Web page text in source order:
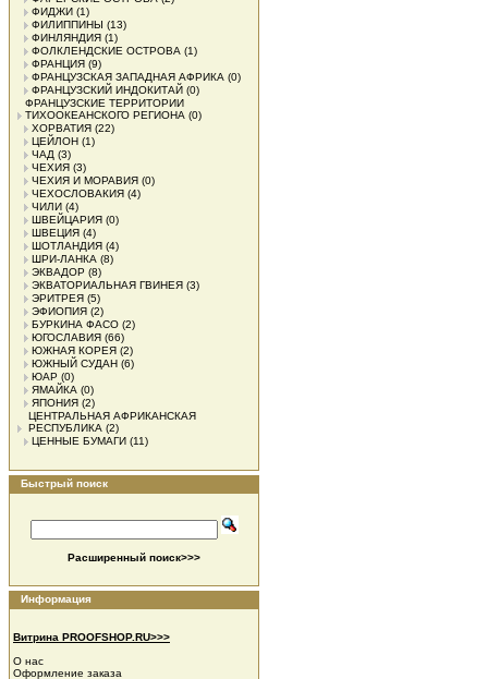
ФИДЖИ (1)
ФИЛИППИНЫ (13)
ФИНЛЯНДИЯ (1)
ФОЛКЛЕНДСКИЕ ОСТРОВА (1)
ФРАНЦИЯ (9)
ФРАНЦУЗСКАЯ ЗАПАДНАЯ АФРИКА (0)
ФРАНЦУЗСКИЙ ИНДОКИТАЙ (0)
ФРАНЦУЗСКИЕ ТЕРРИТОРИИ
ТИХООКЕАНСКОГО РЕГИОНА (0)
ХОРВАТИЯ (22)
ЦЕЙЛОН (1)
ЧАД (3)
ЧЕХИЯ (3)
ЧЕХИЯ И МОРАВИЯ (0)
ЧЕХОСЛОВАКИЯ (4)
ЧИЛИ (4)
ШВЕЙЦАРИЯ (0)
ШВЕЦИЯ (4)
ШОТЛАНДИЯ (4)
ШРИ-ЛАНКА (8)
ЭКВАДОР (8)
ЭКВАТОРИАЛЬНАЯ ГВИНЕЯ (3)
ЭРИТРЕЯ (5)
ЭФИОПИЯ (2)
БУРКИНА ФАСО (2)
ЮГОСЛАВИЯ (66)
ЮЖНАЯ КОРЕЯ (2)
ЮЖНЫЙ СУДАН (6)
ЮАР (0)
ЯМАЙКА (0)
ЯПОНИЯ (2)
ЦЕНТРАЛЬНАЯ АФРИКАНСКАЯ
РЕСПУБЛИКА (2)
ЦЕННЫЕ БУМАГИ (11)
Быстрый поиск
Расширенный поиск>>>
Информация
Витрина PROOFSHOP.RU>>>
О нас
Оформление заказа